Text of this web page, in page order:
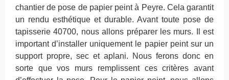
chantier de pose de papier peint à Peyre. Cela garantit
un rendu esthétique et durable. Avant toute pose de
tapisserie 40700, nous allons préparer les murs. Il est
important d’installer uniquement le papier peint sur un
support propre, sec et aplani. Nous ferons donc en
sorte que vos murs remplissent ces critères avant